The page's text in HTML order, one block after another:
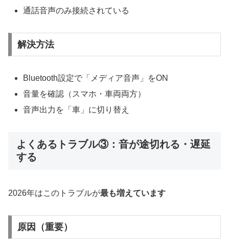
通話音声のみ接続されている
解決方法
Bluetooth設定で「メディア音声」をON
音量を確認（スマホ・車両両方）
音声出力を「車」に切り替え
よくあるトラブル③：音が途切れる・遅延
する
2026年はこのトラブルが最も増えています
原因（重要）